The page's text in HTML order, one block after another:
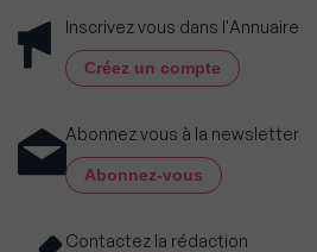
Inscrivez vous dans l'Annuaire
Créez un compte
Abonnez vous à la newsletter
Abonnez-vous
Contactez la rédaction